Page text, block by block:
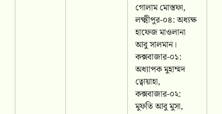
গোলাম মোস্তফা,
লক্ষ্মীপুর-০৪: অধ্যক্ষ
হাফেজ মাওলানা
আবু সালমান।
কক্সবাজার-০১:
অধ্যাপক মুহাম্মদ
ত্বোয়াহা,
কক্সবাজার-০২:
মুফতি আবু মুসা,